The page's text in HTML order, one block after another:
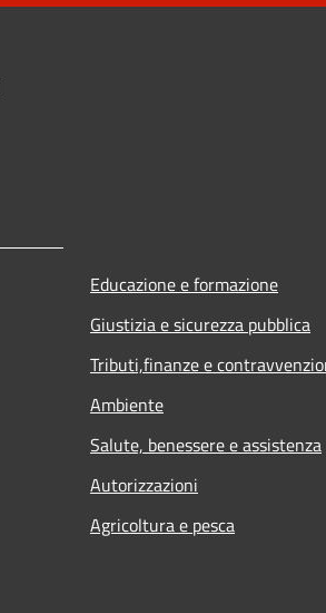
Educazione e formazione
Giustizia e sicurezza pubblica
Tributi,finanze e
Ambiente
Salute, benessere e assistenza
Autorizzazioni
Agricoltura e pesca